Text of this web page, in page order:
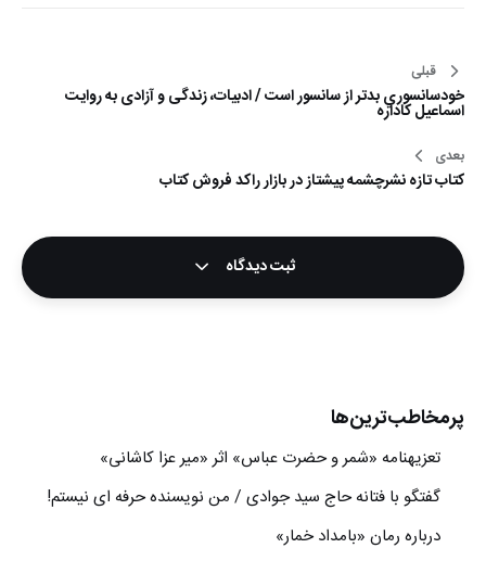
راهبری
نوشته
قبلی
خودسانسوري بدتر از سانسور است / ادبیات، زندگی و آزادی به روایت
اسماعیل کاداره
بعدی
کتاب تازه نشرچشمه پیشتاز در بازار راکد فروش کتاب
ثبت دیدگاه
پرمخاطب‌ترین‌ها
تعزیه‎نامه‏ «شمر و حضرت عباس» اثر «میر عزا کاشانی»
گفتگو با فتانه حاج سید جوادی / من نویسنده حرفه ای نیستم!
درباره رمان «بامداد خمار»